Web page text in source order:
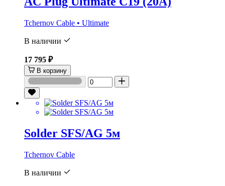
Tchernov Cable • Ultimate
В наличии
17 795 ₽
В корзину
Solder SFS/AG 5м
Tchernov Cable
В наличии